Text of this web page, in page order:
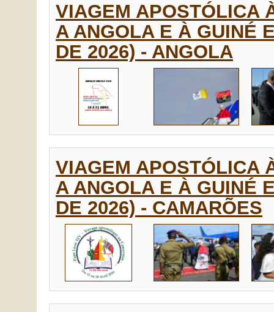
VIAGEM APOSTÓLICA
A ANGOLA E À GUINÉ
DE 2026) - ANGOLA
VIAGEM APOSTÓLICA
A ANGOLA E À GUINÉ
DE 2026) - CAMARÕES